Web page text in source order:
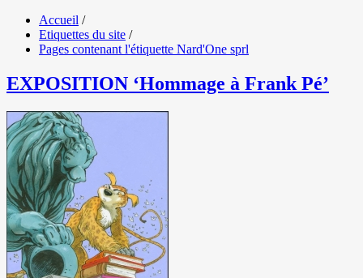
Accueil /
Etiquettes du site /
Pages contenant l'étiquette Nard'One sprl
EXPOSITION ‘Hommage à Frank Pé’